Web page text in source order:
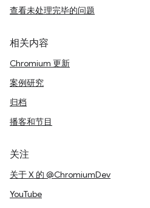
查看未处理完毕的问题
相关内容
Chromium 更新
案例研究
归档
播客和节目
关注
关于 X 的 @ChromiumDev
YouTube